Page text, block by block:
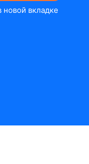
новой вкладке